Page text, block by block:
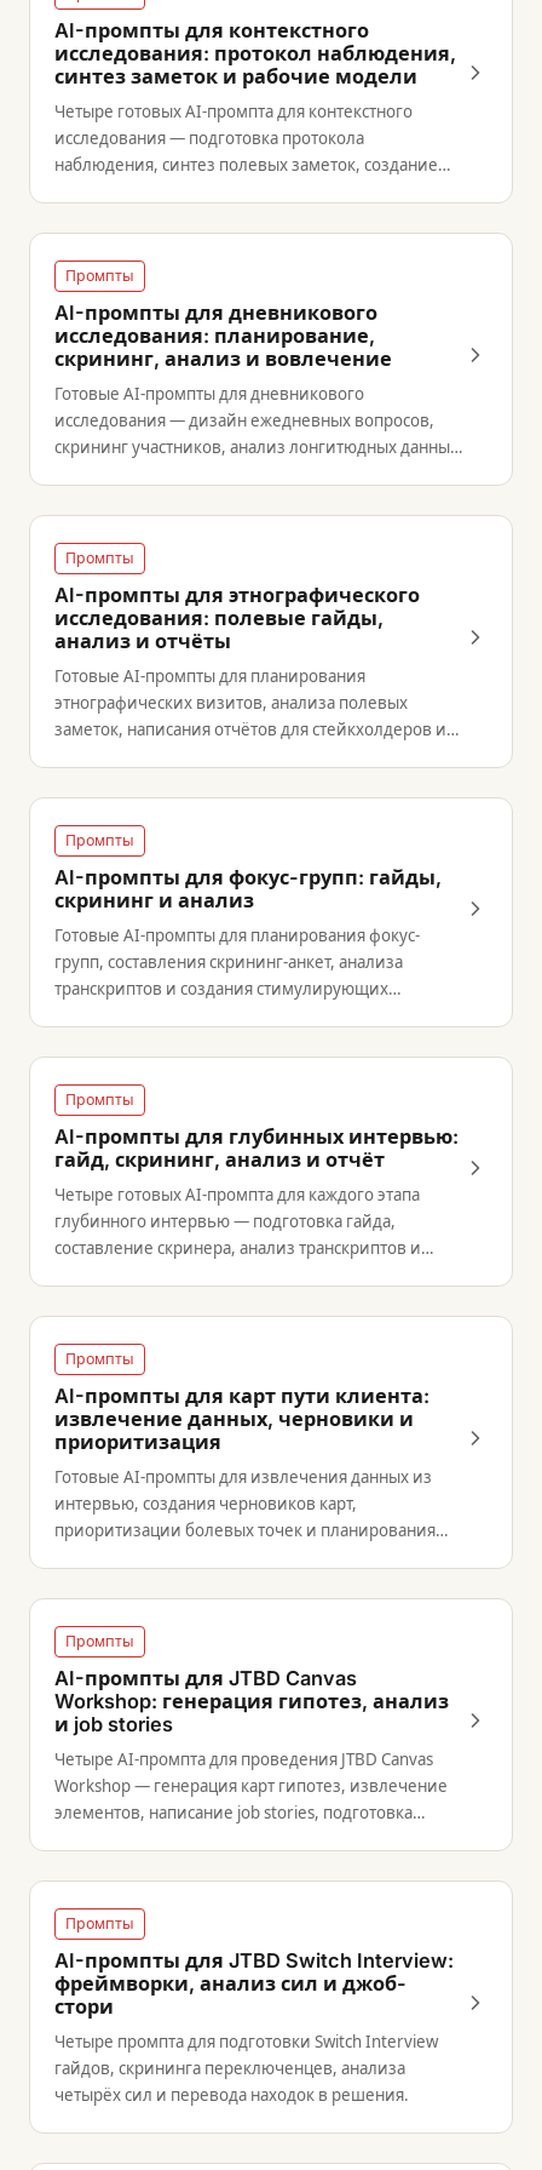
AI-промпты для контекстного
исследования: протокол наблюдения,
синтез заметок и рабочие модели
Четыре готовых AI-промпта для контекстного
исследования — подготовка протокола
наблюдения, синтез полевых заметок, создание
Промпты
AI-промпты для дневникового
исследования: планирование,
скрининг, анализ и вовлечение
Готовые AI-промпты для дневникового
исследования — дизайн ежедневных вопросов,
скрининг участников, анализ лонгитюдных данных
Промпты
AI-промпты для этнографического
исследования: полевые гайды,
анализ и отчёты
Готовые AI-промпты для планирования
этнографических визитов, анализа полевых
заметок, написания отчётов для стейкхолдеров и
Промпты
AI-промпты для фокус-групп: гайды,
скрининг и анализ
Готовые AI-промпты для планирования фокус-
групп, составления скрининг-анкет, анализа
транскриптов и создания стимулирующих
Промпты
AI-промпты для глубинных интервью:
гайд, скрининг, анализ и отчёт
Четыре готовых AI-промпта для каждого этапа
глубинного интервью — подготовка гайда,
составление скринера, анализ транскриптов и
Промпты
AI-промпты для карт пути клиента:
извлечение данных, черновики и
приоритизация
Готовые AI-промпты для извлечения данных из
интервью, создания черновиков карт,
приоритизации болевых точек и планирования
Промпты
AI-промпты для JTBD Canvas
Workshop: генерация гипотез, анализ
и job stories
Четыре AI-промпта для проведения JTBD Canvas
Workshop — генерация карт гипотез, извлечение
элементов, написание job stories, подготовка
Промпты
AI-промпты для JTBD Switch Interview:
фреймворки, анализ сил и джоб-
стори
Четыре промпта для подготовки Switch Interview
гайдов, скрининга переключенцев, анализа
четырёх сил и перевода находок в решения.